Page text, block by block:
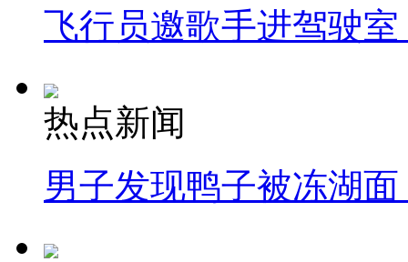
飞行员邀歌手进驾驶
热点新闻
男子发现鸭子被冻湖